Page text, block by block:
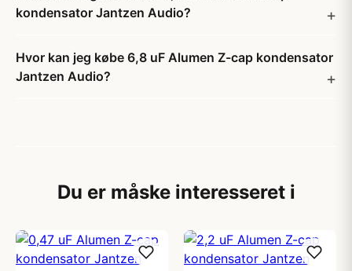
kondensator Jantzen Audio?
Hvor kan jeg købe 6,8 uF Alumen Z-cap kondensator
Jantzen Audio?
Du er måske interesseret i